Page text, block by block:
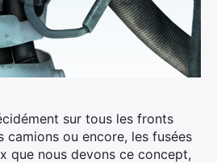
sur tous les fronts
camions ou encore, les fusées
que nous devons ce concept,